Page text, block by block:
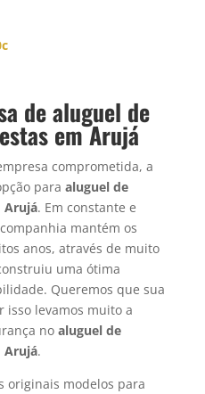
de aluguel de
em Arujá
comprometida, a
para aluguel de
Arujá. Em constante e
mantém os
anos, através de muito
uma ótima
Queremos que sua
isso levamos muito a
no aluguel de
Arujá.
originais modelos para